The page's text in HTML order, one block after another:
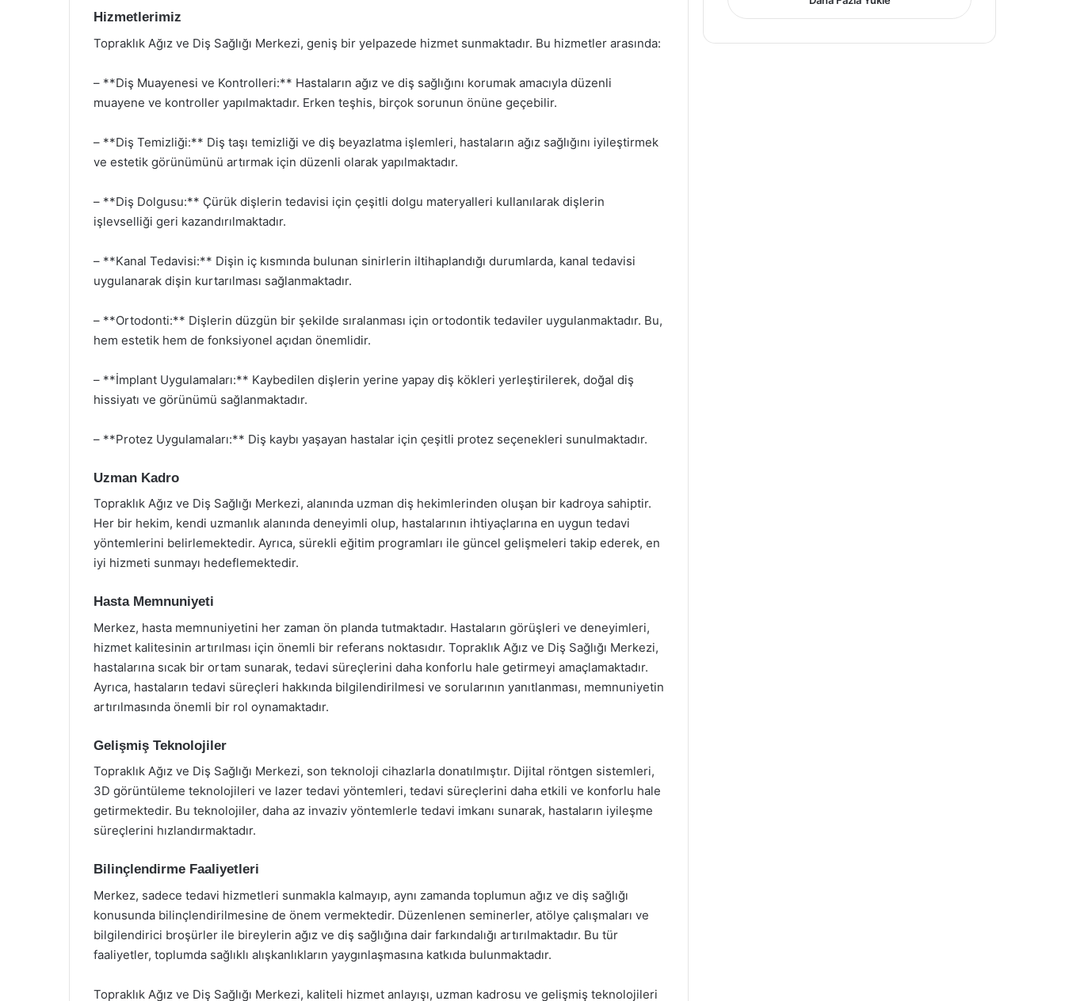
Hizmetlerimiz
Topraklık Ağız ve Diş Sağlığı Merkezi, geniş bir yelpazede hizmet sunmaktadır. Bu hizmetler arasında:
– **Diş Muayenesi ve Kontrolleri:** Hastaların ağız ve diş sağlığını korumak amacıyla düzenli
muayene ve kontroller yapılmaktadır. Erken teşhis, birçok sorunun önüne geçebilir.
– **Diş Temizliği:** Diş taşı temizliği ve diş beyazlatma işlemleri, hastaların ağız sağlığını iyileştirmek
ve estetik görünümünü artırmak için düzenli olarak yapılmaktadır.
– **Diş Dolgusu:** Çürük dişlerin tedavisi için çeşitli dolgu materyalleri kullanılarak dişlerin
işlevselliği geri kazandırılmaktadır.
– **Kanal Tedavisi:** Dişin iç kısmında bulunan sinirlerin iltihaplandığı durumlarda, kanal tedavisi
uygulanarak dişin kurtarılması sağlanmaktadır.
– **Ortodonti:** Dişlerin düzgün bir şekilde sıralanması için ortodontik tedaviler uygulanmaktadır. Bu,
hem estetik hem de fonksiyonel açıdan önemlidir.
– **İmplant Uygulamaları:** Kaybedilen dişlerin yerine yapay diş kökleri yerleştirilerek, doğal diş
hissiyatı ve görünümü sağlanmaktadır.
– **Protez Uygulamaları:** Diş kaybı yaşayan hastalar için çeşitli protez seçenekleri sunulmaktadır.
Uzman Kadro
Topraklık Ağız ve Diş Sağlığı Merkezi, alanında uzman diş hekimlerinden oluşan bir kadroya sahiptir.
Her bir hekim, kendi uzmanlık alanında deneyimli olup, hastalarının ihtiyaçlarına en uygun tedavi
yöntemlerini belirlemektedir. Ayrıca, sürekli eğitim programları ile güncel gelişmeleri takip ederek, en
iyi hizmeti sunmayı hedeflemektedir.
Hasta Memnuniyeti
Merkez, hasta memnuniyetini her zaman ön planda tutmaktadır. Hastaların görüşleri ve deneyimleri,
hizmet kalitesinin artırılması için önemli bir referans noktasıdır. Topraklık Ağız ve Diş Sağlığı Merkezi,
hastalarına sıcak bir ortam sunarak, tedavi süreçlerini daha konforlu hale getirmeyi amaçlamaktadır.
Ayrıca, hastaların tedavi süreçleri hakkında bilgilendirilmesi ve sorularının yanıtlanması, memnuniyetin
artırılmasında önemli bir rol oynamaktadır.
Gelişmiş Teknolojiler
Topraklık Ağız ve Diş Sağlığı Merkezi, son teknoloji cihazlarla donatılmıştır. Dijital röntgen sistemleri,
3D görüntüleme teknolojileri ve lazer tedavi yöntemleri, tedavi süreçlerini daha etkili ve konforlu hale
getirmektedir. Bu teknolojiler, daha az invaziv yöntemlerle tedavi imkanı sunarak, hastaların iyileşme
süreçlerini hızlandırmaktadır.
Bilinçlendirme Faaliyetleri
Merkez, sadece tedavi hizmetleri sunmakla kalmayıp, aynı zamanda toplumun ağız ve diş sağlığı
konusunda bilinçlendirilmesine de önem vermektedir. Düzenlenen seminerler, atölye çalışmaları ve
bilgilendirici broşürler ile bireylerin ağız ve diş sağlığına dair farkındalığı artırılmaktadır. Bu tür
faaliyetler, toplumda sağlıklı alışkanlıkların yaygınlaşmasına katkıda bulunmaktadır.
Topraklık Ağız ve Diş Sağlığı Merkezi, kaliteli hizmet anlayışı, uzman kadrosu ve gelişmiş teknolojileri